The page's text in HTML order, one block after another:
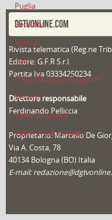
Puglia
Redazioni
Speciali
Sport
That's Bologna Magazine
Veneto
Video (archivio)
Video in primo piano
DGTVONLINE.COM
Rivista telematica (Reg.ne
Editore: G.F.R S.r.l.
Partita Iva 03334250234
Direttore responsabile
Ferdinando Pelliccia
Proprietario: Marcello De
Via A. Costa, 78
40134 Bologna (BO) Italia
E-mail: